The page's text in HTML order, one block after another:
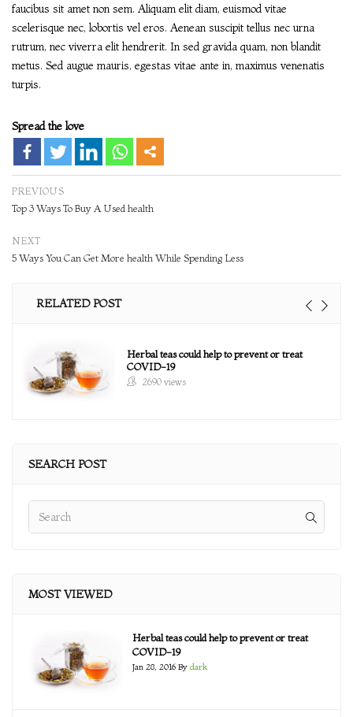
faucibus sit amet non sem. Aliquam elit diam, euismod vitae
scelerisque nec, lobortis vel eros. Aenean suscipit tellus nec urna
rutrum, nec viverra elit hendrerit. In sed gravida quam, non blandit
metus. Sed augue mauris, egestas vitae ante in, maximus venenatis
turpis.
Spread the love
PREVIOUS
Top 3 Ways To Buy A Used health
NEXT
5 Ways You Can Get More health While Spending Less
RELATED POST
Herbal teas could help to prevent or treat
COVID-19
2690 views
SEARCH POST
MOST VIEWED
Herbal teas could help to prevent or treat
COVID-19
Jan 28, 2016 By dark